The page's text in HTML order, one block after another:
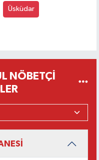
Üsküdar
NÖBETÇI